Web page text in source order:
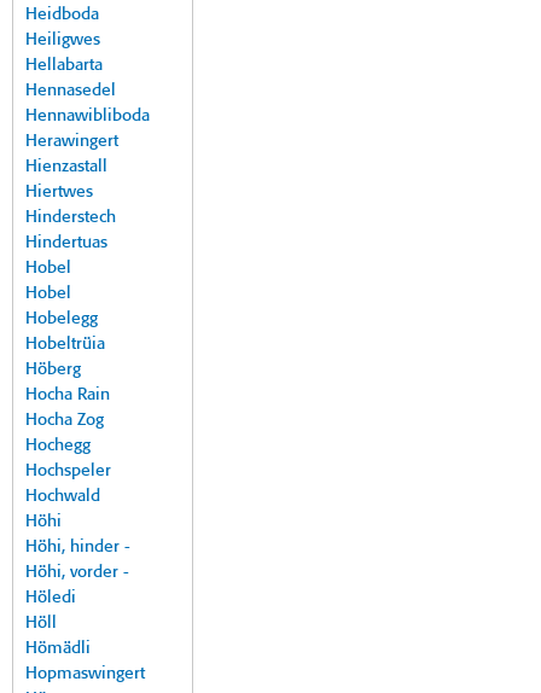
Heidboda
Heiligwes
Hellabarta
Hennasedel
Hennawibliboda
Herawingert
Hienzastall
Hiertwes
Hinderstech
Hindertuas
Hobel
Hobel
Hobelegg
Hobeltrüia
Höberg
Hocha Rain
Hocha Zog
Hochegg
Hochspeler
Hochwald
Höhi
Höhi, hinder -
Höhi, vorder -
Höledi
Höll
Hömädli
Hopmaswingert